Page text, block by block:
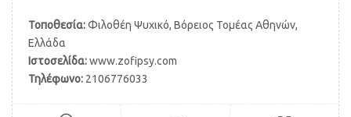
Τοποθεσία:Φιλοθέη Ψυχικό, Βόρειος Τομέας Αθηνών,
Ελλάδα
Ιστοσελίδα:www.zofipsy.com
Τηλέφωνο: 2106776033